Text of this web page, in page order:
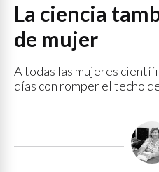
La ciencia
de mujer
A todas las mujeres
días con romper el techo